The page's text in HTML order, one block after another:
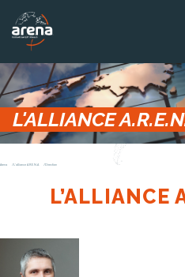
L'ALLIANCE
Arena L'alliance A.R.E.N.A Direction
L’ALLIANCE